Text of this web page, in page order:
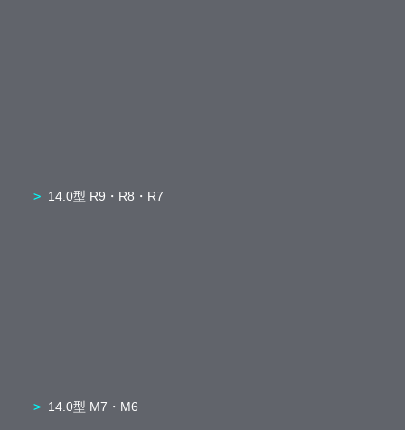
14.0型 R9・R8・R7
14.0型 M7・M6